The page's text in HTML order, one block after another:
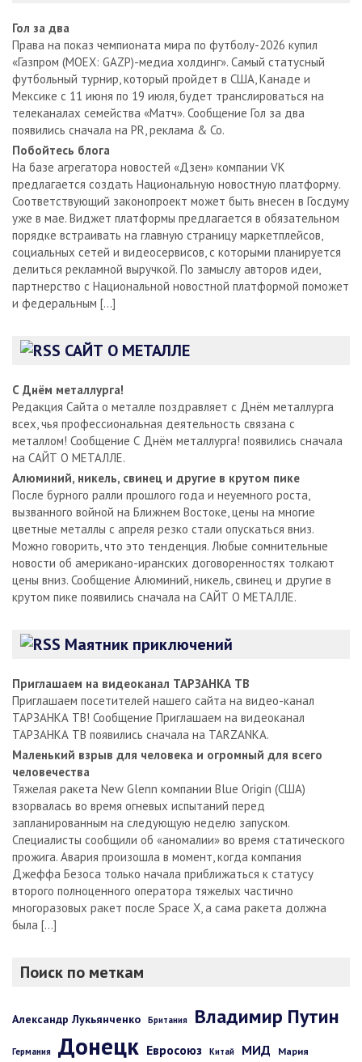
Гол за два
Права на показ чемпионата мира по футболу-2026 купил
«Газпром (MOEX: GAZP)-медиа холдинг». Самый статусный
футбольный турнир, который пройдет в США, Канаде и
Мексике с 11 июня по 19 июля, будет транслироваться на
телеканалах семейства «Матч». Сообщение Гол за два
появились сначала на PR, реклама & Co.
Побойтесь блога
На базе агрегатора новостей «Дзен» компании VK
предлагается создать Национальную новостную платформу.
Соответствующий законопроект может быть внесен в Госдуму
уже в мае. Виджет платформы предлагается в обязательном
порядке встраивать на главную страницу маркетплейсов,
социальных сетей и видеосервисов, с которыми планируется
делиться рекламной выручкой. По замыслу авторов идеи,
партнерство с Национальной новостной платформой поможет
и федеральным […]
САЙТ О МЕТАЛЛЕ
С Днём металлурга!
Редакция Сайта о металле поздравляет с Днём металлурга
всех, чья профессиональная деятельность связана с
металлом! Сообщение С Днём металлурга! появились сначала
на САЙТ О МЕТАЛЛЕ.
Алюминий, никель, свинец и другие в крутом пике
После бурного ралли прошлого года и неуемного роста,
вызванного войной на Ближнем Востоке, цены на многие
цветные металлы с апреля резко стали опускаться вниз.
Можно говорить, что это тенденция. Любые сомнительные
новости об американо-иранских договоренностях толкают
цены вниз. Сообщение Алюминий, никель, свинец и другие в
крутом пике появились сначала на САЙТ О МЕТАЛЛЕ.
Маятник приключений
Приглашаем на видеоканал ТАРЗАНКА ТВ
Приглашаем посетителей нашего сайта на видео-канал
ТАРЗАНКА ТВ! Сообщение Приглашаем на видеоканал
ТАРЗАНКА ТВ появились сначала на TARZANKA.
Маленький взрыв для человека и огромный для всего
человечества
Тяжелая ракета New Glenn компании Blue Origin (США)
взорвалась во время огневых испытаний перед
запланированным на следующую неделю запуском.
Специалисты сообщили об «аномалии» во время статического
прожига. Авария произошла в момент, когда компания
Джеффа Безоса только начала приближаться к статусу
второго полноценного оператора тяжелых частично
многоразовых ракет после Space X, а сама ракета должна
была […]
Поиск по меткам
Александр Лукьянченко Британия Владимир Путин
Германия Донецк Евросоюз Китай МИД Мария